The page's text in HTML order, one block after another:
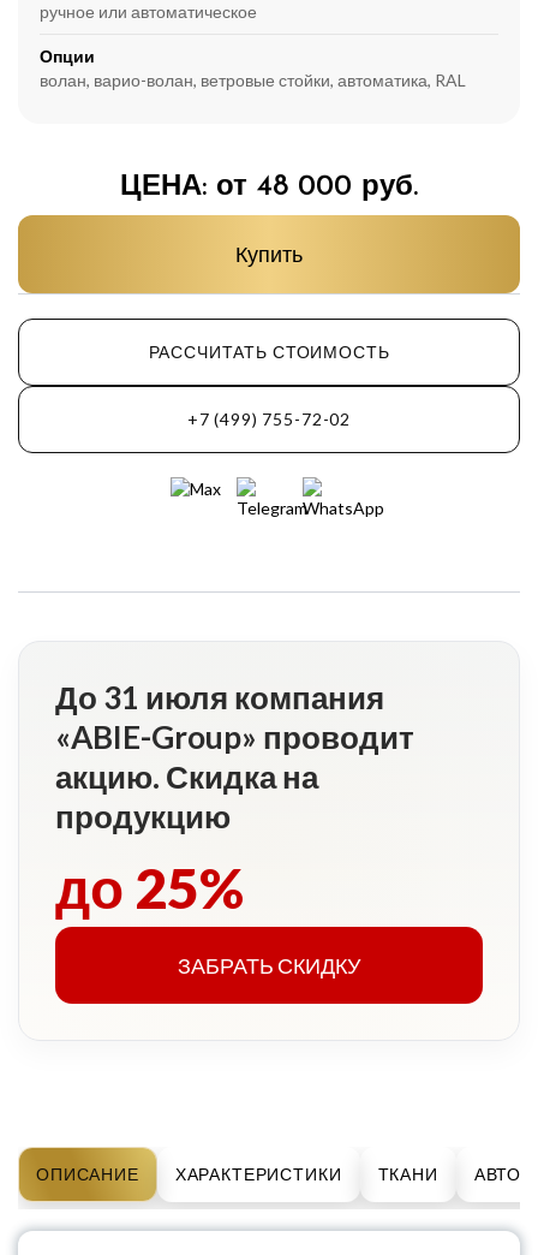
ручное или автоматическое
Опции
волан, варио-волан, ветровые стойки, автоматика, RAL
ЦЕНА: от 48 000 руб.
Купить
РАССЧИТАТЬ СТОИМОСТЬ
+7 (499) 755-72-02
До 31 июля компания
«ABIE-Group» проводит
акцию. Скидка на
продукцию
до 25%
ЗАБРАТЬ СКИДКУ
ОПИСАНИЕ ХАРАКТЕРИСТИКИ ТКАНИ